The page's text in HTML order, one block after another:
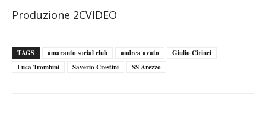
Produzione 2CVIDEO
TAGS amaranto social club andrea avato
Giulio Cirinei
Luca Trombini
Saverio Crestini SS Arezzo